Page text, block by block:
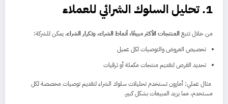
1. تحليل السلوك الشرائي للعملاء
من خلال تتبعالمنتجات الأكثر مبيعًا، أنماط الشراء، وتكرار الشراء، يمكن للشركة:
تخصيص العروض والتوصيات لكل عميل
تحديد الفرص لتقديم منتجات مكملة أو ترقيات
مثال عملي: أمازون تستخدم تحليلات سلوك الشراء لتقديم توصيات مخصصة لكل
مستخدم، مما يزيد المبيعات بشكل كبير.